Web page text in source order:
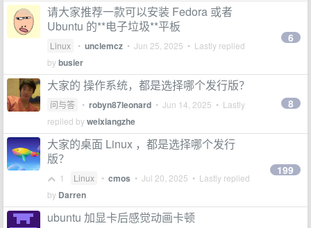
请大家推荐一款可以安装 Fedora 或者
Ubuntu 的**电子垃圾**平板
Linux • unclemcz • Jun 25, 2025 • Lastly replied
bybusier
6
大家的 操作系统，都是选择哪个发行版？
问与答 • robyn87leonard • Jun 14, 2025 • Lastly
replied byweixiangzhe
8
大家的桌面 Linux ，都是选择哪个发行
版？
1 Linux • cmos • Jul 20, 2025 • Lastly replied
by Darren
199
ubuntu 加显卡后感觉动画卡顿